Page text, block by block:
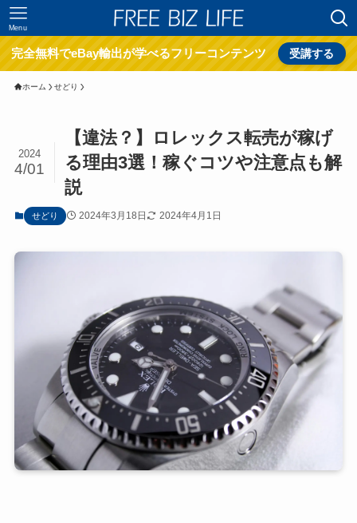
Menu
完全無料でeBay輸出が学べるフリーコンテンツ 受講する
ホーム せどり
【違法？】ロレックス転売が稼げ
る理由3選！稼ぐコツや注意点も解
説
2024
4/01
せどり 2024年3月18日 2024年4月1日